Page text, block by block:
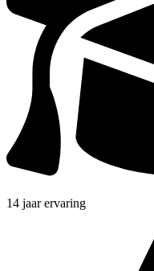
14 jaar ervaring